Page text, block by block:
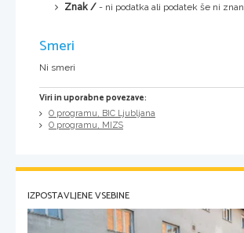
Znak / - ni podatka ali podatek še ni znan
Smeri
Ni smeri
Viri in uporabne povezave:
O programu, BIC Ljubljana
O programu, MIZS
IZPOSTAVLJENE VSEBINE